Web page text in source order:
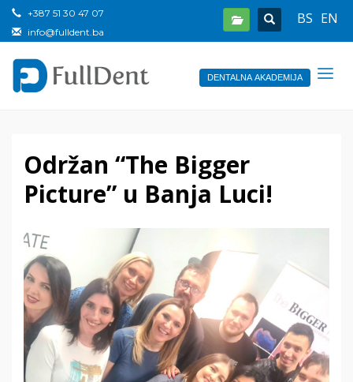
BS EN
+387 51 30 47 07
info@fulldent.ba
DENTALNA AKADEMIJA
Održan “The Bigger
Picture” u Banja Luci!